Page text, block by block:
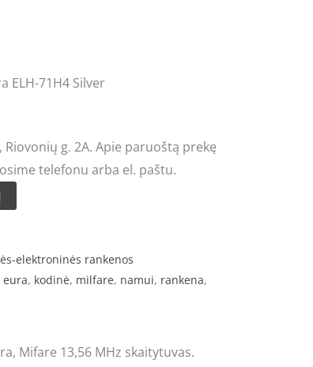
ELH-71H4 Silver
g. 2A. Apie paruoštą prekę
telefonu arba el. paštu.
elektroninės rankenos
eura, kodinė, milfare, namui, rankena,
Mifare 13,56 MHz skaitytuvas.